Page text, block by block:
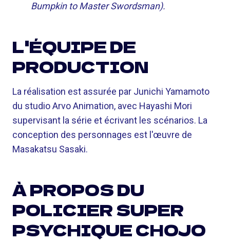
Bumpkin to Master Swordsman).
L'ÉQUIPE DE
PRODUCTION
La réalisation est assurée par Junichi Yamamoto
du studio Arvo Animation, avec Hayashi Mori
supervisant la série et écrivant les scénarios. La
conception des personnages est l'œuvre de
Masakatsu Sasaki.
À PROPOS DU
POLICIER SUPER
PSYCHIQUE CHOJO